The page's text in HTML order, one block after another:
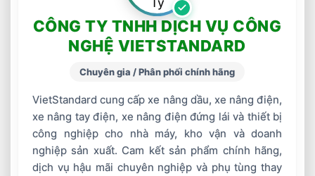
CÔNG TY TNHH DỊCH VỤ CÔNG
NGHỆ VIETSTANDARD
Chuyên gia / Phân phối chính hãng
VietStandard cung cấp xe nâng dầu, xe nâng điện,
xe nâng tay điện, xe nâng điện đứng lái và thiết bị
công nghiệp cho nhà máy, kho vận và doanh
nghiệp sản xuất. Cam kết sản phẩm chính hãng,
dịch vụ hậu mãi chuyên nghiệp và phụ tùng thay